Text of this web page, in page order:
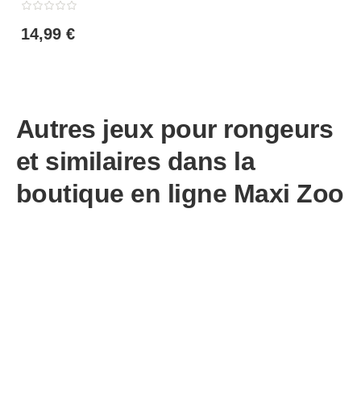
14,99 €
Autres jeux pour rongeurs
et similaires dans la
boutique en ligne Maxi Zoo